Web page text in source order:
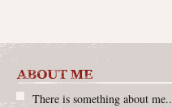
There is something about me..